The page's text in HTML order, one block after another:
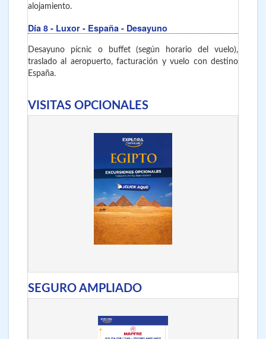
alojamiento.
Día 8 - Luxor - España - Desayuno
Desayuno pícnic o buffet (según horario del vuelo),
traslado al aeropuerto, facturación y vuelo con destino
España.
VISITAS OPCIONALES
SEGURO AMPLIADO